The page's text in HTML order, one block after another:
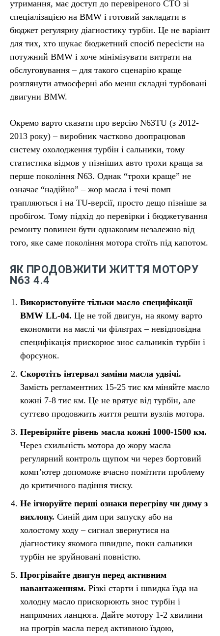
утримання, має доступ до перевіреного СТО зі
спеціалізацією на BMW і готовий закладати в
бюджет регулярну діагностику турбін. Це не варіант
для тих, хто шукає бюджетний спосіб пересісти на
потужний BMW і хоче мінімізувати витрати на
обслуговування – для такого сценарію краще
розглянути атмосферні або менш складні турбовані
двигуни BMW.
Окремо варто сказати про версію N63TU (з 2012-
2013 року) – виробник частково доопрацював
систему охолодження турбін і сальники, тому
статистика відмов у пізніших авто трохи краща за
перше покоління N63. Однак “трохи краще” не
означає “надійно” – жор масла і течі помп
трапляються і на TU-версії, просто дещо пізніше за
пробігом. Тому підхід до перевірки і бюджетування
ремонту повинен бути однаковим незалежно від
того, яке саме покоління мотора стоїть під капотом.
ЯК ПРОДОВЖИТИ ЖИТТЯ МОТОРУ
N63 4.4
Використовуйте тільки масло специфікації
BMW LL-04. Це не той двигун, на якому варто
економити на маслі чи фільтрах – невідповідна
специфікація прискорює знос сальників турбін і
форсунок.
Скоротіть інтервал заміни масла удвічі.
Замість регламентних 15-25 тис км міняйте масло
кожні 7-8 тис км. Це не врятує від турбін, але
суттєво продовжить життя решти вузлів мотора.
Перевіряйте рівень масла кожні 1000-1500 км.
Через схильність мотора до жору масла
регулярний контроль щупом чи через бортовий
компʼютер допоможе вчасно помітити проблему
до критичного падіння тиску.
Не ігноруйте перші ознаки перегріву чи диму з
вихлопу. Синій дим при запуску або на
холостому ходу – сигнал звернутися на
діагностику якомога швидше, поки сальники
турбін не зруйновані повністю.
Прогрівайте двигун перед активним
навантаженням. Різкі старти і швидка їзда на
холодну масло прискорюють знос турбін і
напрямних ланцюга. Дайте мотору 1-2 хвилини
на прогрів масла перед активною їздою,